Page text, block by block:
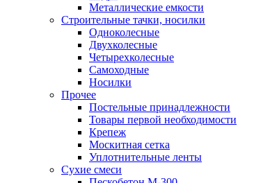
Металлические емкости
Строительные тачки, носилки
Одноколесные
Двухколесные
Четырехколесные
Самоходные
Носилки
Прочее
Постельные принадлежности
Товары первой необходимости
Крепеж
Москитная сетка
Уплотнительные ленты
Сухие смеси